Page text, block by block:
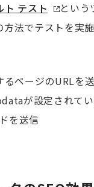
ト テスト
という
方法でテストを実
ページのURLを
が設定されて
を送信